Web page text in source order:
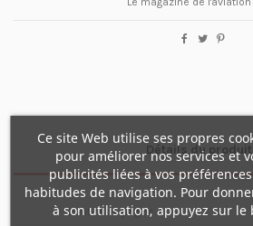
Détails du produit
Nombre de pages
Ce site Web utilise ses propres
pour améliorer nos services et
publicités liées à vos
habitudes de navigation. Pour
à son utilisation, appuyez sur le